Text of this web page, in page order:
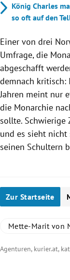
König Charles
so oft auf den
Einer von drei
Umfrage, die
abgeschafft
demnach kritisch:
Jahren meint nur
die Monarchie
sollte. Schwierige
und es sieht nicht
seinen Schultern
Zur Startseite
Mette-Marit von
Agenturen, kurier.at,